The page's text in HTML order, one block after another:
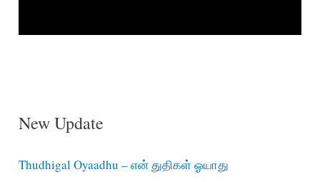
New Update
Thudhigal Oyaadhu – என் துதிகள் ஓயாது